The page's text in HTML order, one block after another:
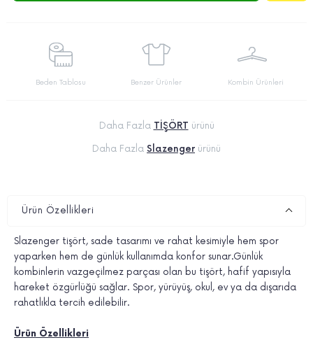
Beden Tablosu Benzer Ürünler Kombin Ürünleri
Daha Fazla TİŞÖRT ürünü
Daha Fazla Slazenger ürünü
Ürün Özellikleri
Slazenger tişört, sade tasarımı ve rahat kesimiyle hem spor
yaparken hem de günlük kullanımda konfor sunar.Günlük
kombinlerin vazgeçilmez parçası olan bu tişört, hafif yapısıyla
hareket özgürlüğü sağlar. Spor, yürüyüş, okul, ev ya da dışarıda
rahatlıkla tercih edilebilir.
Ürün Özellikleri